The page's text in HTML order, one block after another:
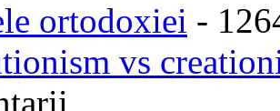
ortodoxiei -
vs